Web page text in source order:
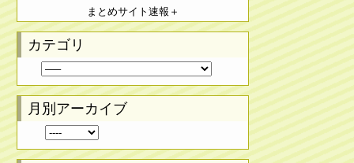
まとめサイト速報＋
カテゴリ
月別アーカイブ